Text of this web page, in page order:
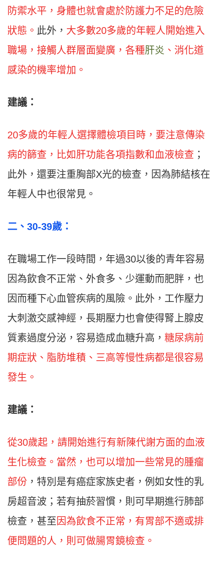
防禦水平，身體也就會處於防護力不足的危險
狀態。 此外， 大多數20多歲的年輕人開始進入
職場，接觸人群層面變廣，各種肝炎 、消化道
感染的機率增加。
建議：
20多歲的年輕人選擇體檢項目時，要注意傳染
病的篩查，比如肝功能各項指數和血液檢查 ；
此外，還要注重胸部X光的檢查，因為肺結核在
年輕人中也很常見。
二 、30-39歲：
在職場工作一段時間，年過30以後的青年容易
因為飲食不正常、外食多、少運動而肥胖，也
因而種下心血管疾病的風險。此外，工作壓力
大刺激交感神經，長期壓力也會使得腎上腺皮
質素過度分泌，容易造成血糖升高， 糖尿病前
期症狀、脂肪堆積、三高等慢性病都是很容易
發生。
建議：
從30歲起，請開始進行有新陳代謝方面的血液
生化檢查。當然，也可以增加一些常見的腫瘤
部份 ，特別是有癌症家族史者，例如女性的乳
房超音波；若有抽菸習慣，則可早期進行肺部
檢查，甚至 因為飲食不正常，有胃部不適或排
便問題的人，則可做腸胃鏡檢查。